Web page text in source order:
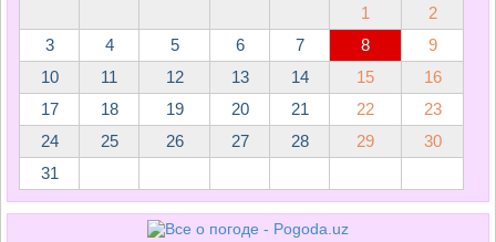
1
2
3
4 5 6 7 8
9
10
11 12 13 14 15
16
17
18 19 20 21 22
23
24
25 26 27 28 29
30
31